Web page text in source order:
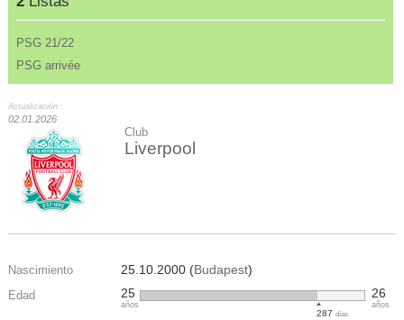
PSG 21/22
PSG arrivée
Actualización :
02.01.2026
Club
Liverpool
Nascimiento 25.10.2000 (Budapest)
Edad 25
años
287 días
26
años